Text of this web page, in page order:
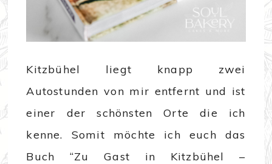
Kitzbühel liegt knapp zwei
Autostunden von mir entfernt und ist
einer der schönsten Orte die ich
kenne. Somit möchte ich euch das
Buch “Zu Gast in Kitzbühel –